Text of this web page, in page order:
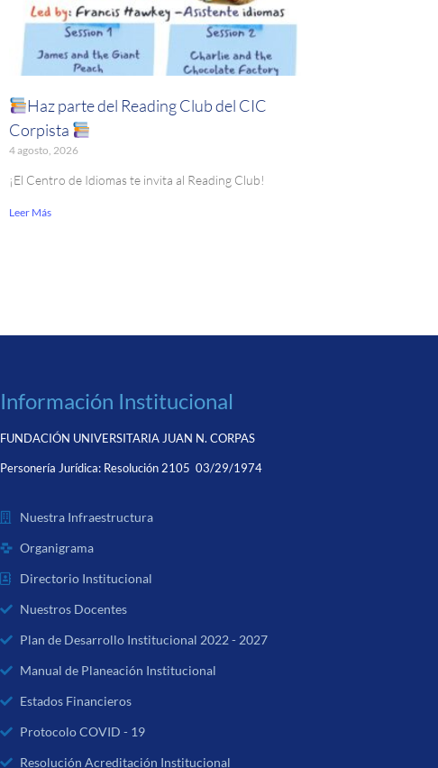
Haz parte del Reading Club del CIC
Corpista
4 agosto, 2026
¡El Centro de Idiomas te invita al Reading Club!
Leer Más
Información Institucional
FUNDACIÓN UNIVERSITARIA JUAN N. CORPAS
Personería Jurídica: Resolución 2105 03/29/1974
Nuestra Infraestructura
Organigrama
Directorio Institucional
Nuestros Docentes
Plan de Desarrollo Institucional 2022 - 2027
Manual de Planeación Institucional
Estados Financieros
Protocolo COVID - 19
Resolución Acreditación Institucional